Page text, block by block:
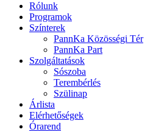
Rólunk
Programok
Színterek
PannKa Közösségi Tér
PannKa Part
Szolgáltatások
Sószoba
Terembérlés
Szülinap
Árlista
Elérhetőségek
Órarend